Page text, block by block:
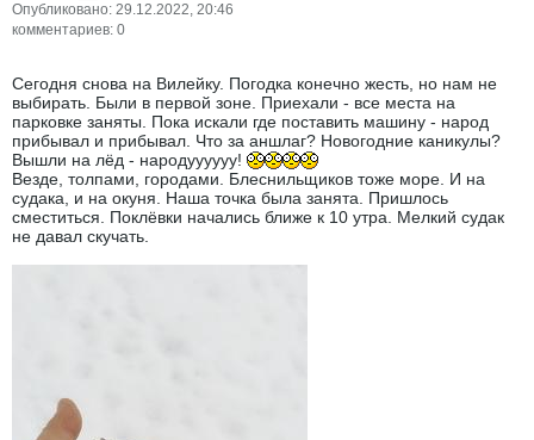
Опубликовано: 29.12.2022, 20:46
комментариев: 0
Сегодня снова на Вилейку. Погодка конечно жесть, но нам не
выбирать. Были в первой зоне. Приехали - все места на
парковке заняты. Пока искали где поставить машину - народ
прибывал и прибывал. Что за аншлаг? Новогодние каникулы?
Вышли на лёд - народуууууу!
Везде, толпами, городами. Блеснильщиков тоже море. И на
судака, и на окуня. Наша точка была занята. Пришлось
сместиться. Поклёвки начались ближе к 10 утра. Мелкий судак
не давал скучать.